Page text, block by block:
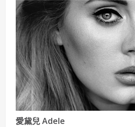
國本土地區，統一中國。元朝對中國傳
濟的影響。不同於其他征服王朝為了提
文化，元朝同時採用西亞文化與中華文
義。例如極力推崇藏傳佛教，在政治上
位下降以及元代前期長時間沒有舉辦科
微，意味宋朝的傳統社會秩序已經崩潰
下，屬於中下層的的庶民文化迅速的抬頭
重用胥吏，在藝術與文學方面則是發展
能，其中以元曲最為興盛。
愛黛兒 Adele